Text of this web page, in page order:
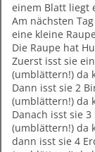
einem Blatt liegt
Am nächsten
eine kleine
Die Raupe hat
Zuerst isst sie
(umblättern!) da
Dann isst
(umblättern!) da
Danach isst
(umblättern!) da
dann isst sie